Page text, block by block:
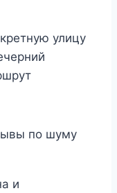
улицу
по шуму
и